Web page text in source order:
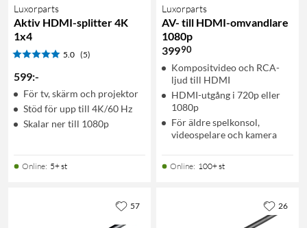
Luxorparts
Aktiv HDMI-splitter 4K
1x4
5.0 (5)
599:-
För tv, skärm och projektor
Stöd för upp till 4K/60 Hz
Skalar ner till 1080p
Online: 5+ st
Luxorparts
AV- till HDMI-omvandlare
1080p
39990
Kompositvideo och RCA-
ljud till HDMI
HDMI-utgång i 720p eller
1080p
För äldre spelkonsol,
videospelare och kamera
Online: 100+ st
57 26